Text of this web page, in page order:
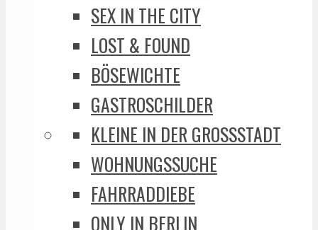
SEX IN THE CITY
LOST & FOUND
BÖSEWICHTE
GASTROSCHILDER
KLEINE IN DER GROSSSTADT
WOHNUNGSSUCHE
FAHRRADDIEBE
ONLY IN BERLIN